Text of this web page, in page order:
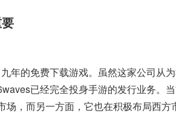
年的免费下载游戏。虽然这家公司从
已经完全投身手游的发行业务。
场，而另一方面，它也在积极布局西方